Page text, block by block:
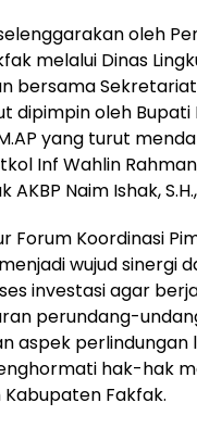
oleh
melalui Dinas
bersama Sekretariat
dipimpin oleh Bupati
M.AP yang turut
Inf Wahlin
Naim Ishak, S.H.,
Forum Koordinasi
wujud sinergi
investasi agar
perundang-
aspek perlindungan
hak-hak
Fakfak.